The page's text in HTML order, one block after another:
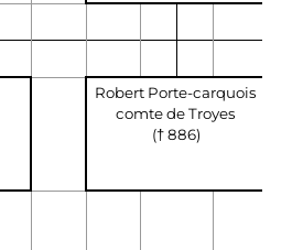
Robert Porte-carquois
comte de Troyes
(† 886)